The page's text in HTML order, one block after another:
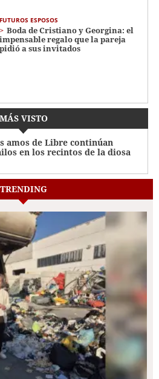
FUTUROS ESPOSOS
Boda de Cristiano y Georgina: el
impensable regalo que la pareja
pidió a sus invitados
MÁS VISTO
amos de Libre continúan
en los recintos de la diosa
TRENDING